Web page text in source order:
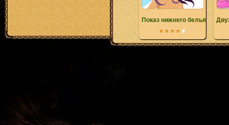
Показ нижнего белья